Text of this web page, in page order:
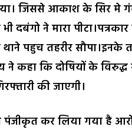
जिससे आकाश के सिर मे
दबंगो ने मारा
थाने पहुच तहरीर
राय ने कहा कि दोषियों के
की जाएगी।
कर लिया गया है